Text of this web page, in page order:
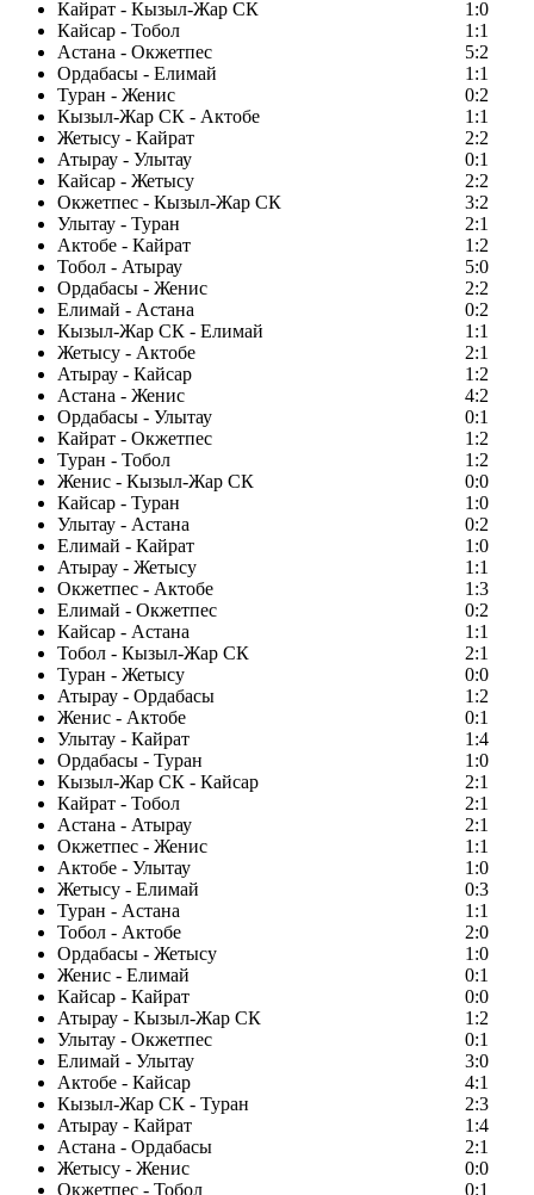
Кайрат - Кызыл-Жар СК
1:0
Кайсар - Тобол
1:1
Астана - Окжетпес
5:2
Ордабасы - Елимай
1:1
Туран - Женис
0:2
Кызыл-Жар СК - Актобе
1:1
Жетысу - Кайрат
2:2
Атырау - Улытау
0:1
Кайсар - Жетысу
2:2
Окжетпес - Кызыл-Жар СК
3:2
Улытау - Туран
2:1
Актобе - Кайрат
1:2
Тобол - Атырау
5:0
Ордабасы - Женис
2:2
Елимай - Астана
0:2
Кызыл-Жар СК - Елимай
1:1
Жетысу - Актобе
2:1
Атырау - Кайсар
1:2
Астана - Женис
4:2
Ордабасы - Улытау
0:1
Кайрат - Окжетпес
1:2
Туран - Тобол
1:2
Женис - Кызыл-Жар СК
0:0
Кайсар - Туран
1:0
Улытау - Астана
0:2
Елимай - Кайрат
1:0
Атырау - Жетысу
1:1
Окжетпес - Актобе
1:3
Елимай - Окжетпес
0:2
Кайсар - Астана
1:1
Тобол - Кызыл-Жар СК
2:1
Туран - Жетысу
0:0
Атырау - Ордабасы
1:2
Женис - Актобе
0:1
Улытау - Кайрат
1:4
Ордабасы - Туран
1:0
Кызыл-Жар СК - Кайсар
2:1
Кайрат - Тобол
2:1
Астана - Атырау
2:1
Окжетпес - Женис
1:1
Актобе - Улытау
1:0
Жетысу - Елимай
0:3
Туран - Астана
1:1
Тобол - Актобе
2:0
Ордабасы - Жетысу
1:0
Женис - Елимай
0:1
Кайсар - Кайрат
0:0
Атырау - Кызыл-Жар СК
1:2
Улытау - Окжетпес
0:1
Елимай - Улытау
3:0
Актобе - Кайсар
4:1
Кызыл-Жар СК - Туран
2:3
Атырау - Кайрат
1:4
Астана - Ордабасы
2:1
Жетысу - Женис
0:0
Окжетпес - Тобол
0:1